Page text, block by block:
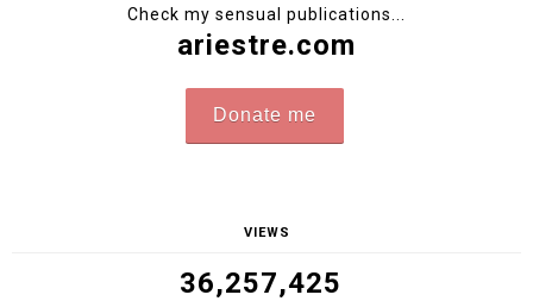
Check my sensual publications...
ariestre.com
Donate me
VIEWS
36,257,425